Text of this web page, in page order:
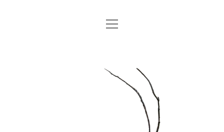
STARTSEITE
DATENSCHUTZERKLÄRUNG
IMPRESSUM
EXHIBITIONS
Menü
öffnen